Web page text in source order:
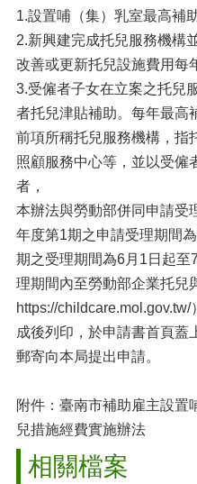
1.設置哺（集）乳室最高補
2.新興建完成托兒服務機構
改善或更新托兒設施費用每
3.受僱者子女在立案之托兒
者托兒津貼補助。每年最高
前項所稱托兒服務機構，指
照顧服務中心等，並以受僱
者，
本辦法與勞動部併同申請受
年度第1期之申請受理期間
期之受理期間為6月1日起至
理期間內至勞動部企業托兒
https://
成後列印，於申請書首頁蓋
郵寄向本局提出申請。
附件：臺南市補助雇主設置
兒措施經費實施辦法
相關檔案